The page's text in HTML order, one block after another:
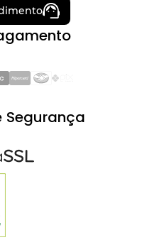
Segurança